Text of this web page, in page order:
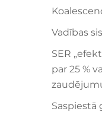
Vadības
SER
par 25 %
Saspiestā